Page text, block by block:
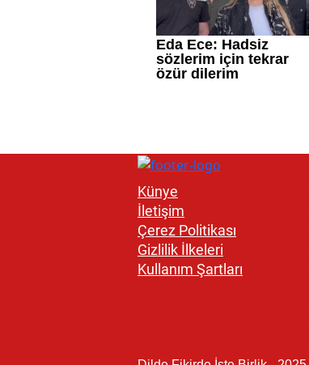
Künye
İletişim
Çerez Politikası
Gizlilik İlkeleri
Kullanım Şartları